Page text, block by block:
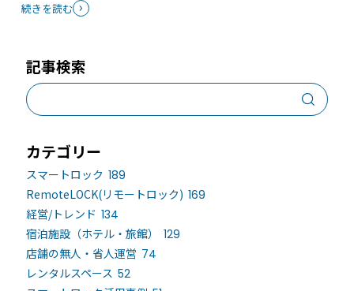
続きを読む
記事検索
カテゴリー
スマートロック 189
RemoteLOCK(リモートロック) 169
経営/トレンド 134
宿泊施設（ホテル・旅館）
129
店舗の無人・省人運営 74
レンタルスペース 52